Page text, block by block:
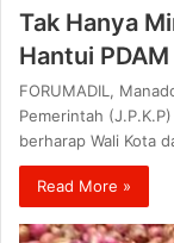
Tak Hanya
Hantui
FORUMADIL,
Pemerintah
berharap Wali Kota
Read More »